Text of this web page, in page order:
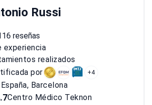
Russi
reseñas
experiencia
realizados
por
+4
Barcelona
Centro Médico Teknon